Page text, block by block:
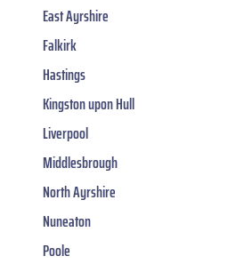
East Ayrshire
Falkirk
Hastings
Kingston upon Hull
Liverpool
Middlesbrough
North Ayrshire
Nuneaton
Poole